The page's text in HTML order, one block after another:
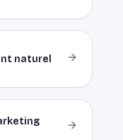
naturel